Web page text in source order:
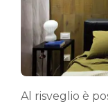
Al risveglio è